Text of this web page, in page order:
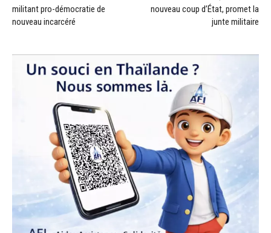
militant pro-démocratie de
nouveau incarcéré
nouveau coup d’État, promet la
junte militaire